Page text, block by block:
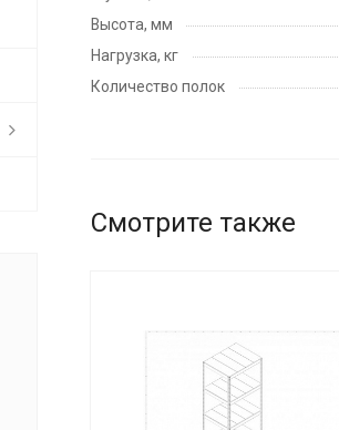
Высота, мм
Нагрузка, кг
Количество полок
Смотрите также